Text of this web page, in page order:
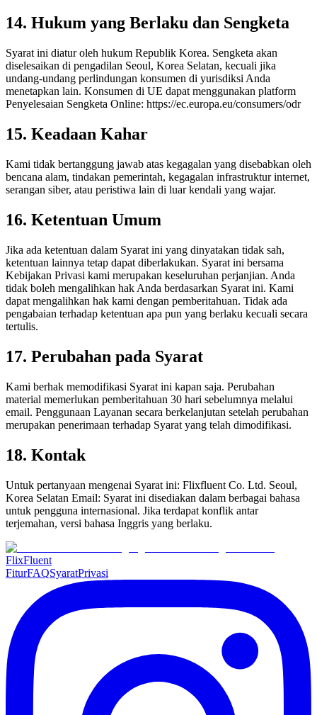
14. Hukum yang Berlaku dan Sengketa
Syarat ini diatur oleh hukum Republik Korea. Sengketa akan
diselesaikan di pengadilan Seoul, Korea Selatan, kecuali jika
undang-undang perlindungan konsumen di yurisdiksi Anda
menetapkan lain. Konsumen di UE dapat menggunakan platform
Penyelesaian Sengketa Online: https://ec.europa.eu/consumers/odr
15. Keadaan Kahar
Kami tidak bertanggung jawab atas kegagalan yang disebabkan oleh
bencana alam, tindakan pemerintah, kegagalan infrastruktur internet,
serangan siber, atau peristiwa lain di luar kendali yang wajar.
16. Ketentuan Umum
Jika ada ketentuan dalam Syarat ini yang dinyatakan tidak sah,
ketentuan lainnya tetap dapat diberlakukan. Syarat ini bersama
Kebijakan Privasi kami merupakan keseluruhan perjanjian. Anda
tidak boleh mengalihkan hak Anda berdasarkan Syarat ini. Kami
dapat mengalihkan hak kami dengan pemberitahuan. Tidak ada
pengabaian terhadap ketentuan apa pun yang berlaku kecuali secara
tertulis.
17. Perubahan pada Syarat
Kami berhak memodifikasi Syarat ini kapan saja. Perubahan
material memerlukan pemberitahuan 30 hari sebelumnya melalui
email. Penggunaan Layanan secara berkelanjutan setelah perubahan
merupakan penerimaan terhadap Syarat yang telah dimodifikasi.
18. Kontak
Untuk pertanyaan mengenai Syarat ini: Flixfluent Co. Ltd. Seoul,
Korea Selatan Email: Syarat ini disediakan dalam berbagai bahasa
untuk pengguna internasional. Jika terdapat konflik antar
terjemahan, versi bahasa Inggris yang berlaku.
FlixFluent
FiturFAQSyaratPrivasi